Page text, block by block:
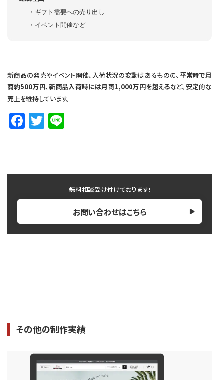
ギフト需要への売り出し
イベント開催など
新商品の発売やイベント開催、入荷状況の変動はあるものの、 平常時で月
商約500万円、新商品入荷時には月商1,000万円を超えるなど、安定的な
売上を維持しています。
F
a
e
o
k
T
w
te
無料相談受け付けております!
お問い合わせはこちら
その他の制作実績